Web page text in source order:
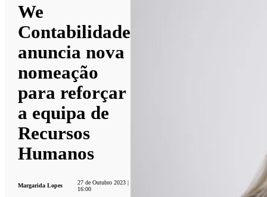
We
Contabilidade
anuncia nova
nomeação
para reforçar
a equipa de
Recursos
Humanos
Margarida Lopes
27 de Outubro 2023 |
16:00